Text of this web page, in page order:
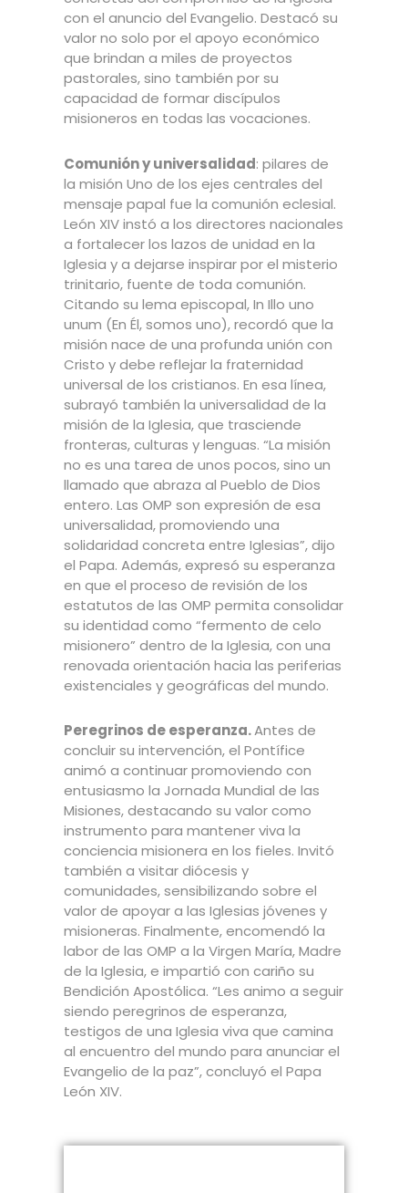
con el anuncio del Evangelio. Destacó su
valor no solo por el apoyo económico
que brindan a miles de proyectos
pastorales, sino también por su
capacidad de formar discípulos
misioneros en todas las vocaciones.
Comunión y universalidad: pilares de
la misión Uno de los ejes centrales del
mensaje papal fue la comunión eclesial.
León XIV instó a los directores nacionales
a fortalecer los lazos de unidad en la
Iglesia y a dejarse inspirar por el misterio
trinitario, fuente de toda comunión.
Citando su lema episcopal, In Illo uno
unum (En Él, somos uno), recordó que la
misión nace de una profunda unión con
Cristo y debe reflejar la fraternidad
universal de los cristianos. En esa línea,
subrayó también la universalidad de la
misión de la Iglesia, que trasciende
fronteras, culturas y lenguas. “La misión
no es una tarea de unos pocos, sino un
llamado que abraza al Pueblo de Dios
entero. Las OMP son expresión de esa
universalidad, promoviendo una
solidaridad concreta entre Iglesias”, dijo
el Papa. Además, expresó su esperanza
en que el proceso de revisión de los
estatutos de las OMP permita consolidar
su identidad como “fermento de celo
misionero” dentro de la Iglesia, con una
renovada orientación hacia las periferias
existenciales y geográficas del mundo.
Peregrinos de esperanza.Antes de
concluir su intervención, el Pontífice
animó a continuar promoviendo con
entusiasmo la Jornada Mundial de las
Misiones, destacando su valor como
instrumento para mantener viva la
conciencia misionera en los fieles. Invitó
también a visitar diócesis y
comunidades, sensibilizando sobre el
valor de apoyar a las Iglesias jóvenes y
misioneras. Finalmente, encomendó la
labor de las OMP a la Virgen María, Madre
de la Iglesia, e impartió con cariño su
Bendición Apostólica. “Les animo a seguir
siendo peregrinos de esperanza,
testigos de una Iglesia viva que camina
al encuentro del mundo para anunciar el
Evangelio de la paz”, concluyó el Papa
León XIV.